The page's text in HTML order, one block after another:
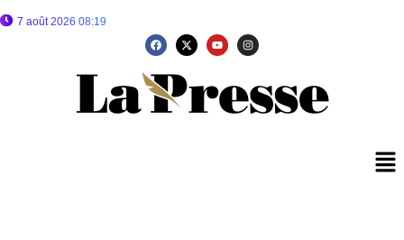
7 août 2026 08:19